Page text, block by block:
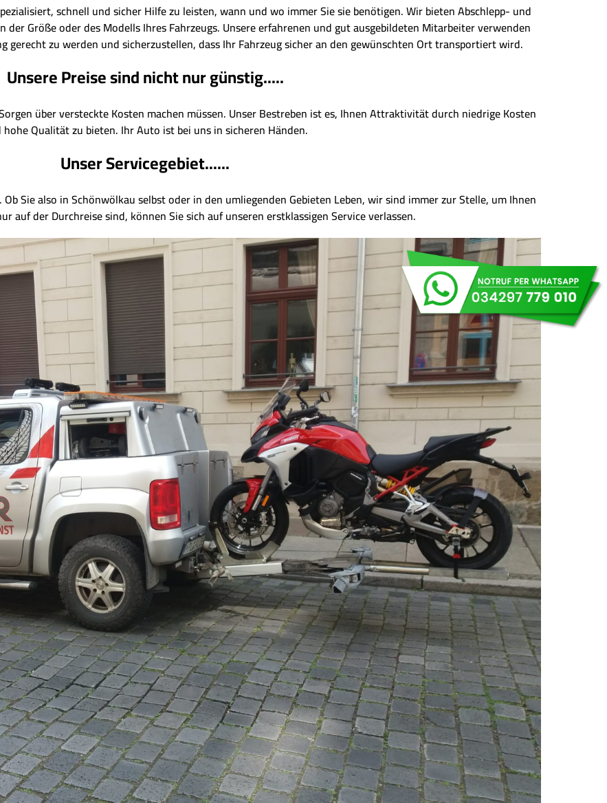
schnell und sicher Hilfe zu leisten, wann und wo immer Sie sie benötigen. Wir bieten Abschlepp- und
der Größe oder des Modells Ihres Fahrzeugs. Unsere erfahrenen und gut ausgebildeten Mitarbeiter verwenden
gerecht zu werden und sicherzustellen, dass Ihr Fahrzeug sicher an den gewünschten Ort transportiert wird.
Unsere Preise sind nicht nur günstig.....
über versteckte Kosten machen müssen. Unser Bestreben ist es, Ihnen Attraktivität durch niedrige Kosten
hohe Qualität zu bieten. Ihr Auto ist bei uns in sicheren Händen.
Unser Servicegebiet......
Sie also in Schönwölkau selbst oder in den umliegenden Gebieten Leben, wir sind immer zur Stelle, um Ihnen
auf der Durchreise sind, können Sie sich auf unseren erstklassigen Service verlassen.